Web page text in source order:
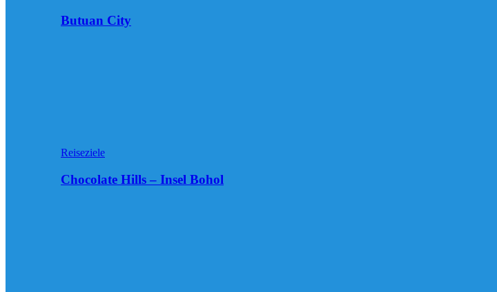
Butuan City
Reiseziele
Chocolate Hills – Insel Bohol